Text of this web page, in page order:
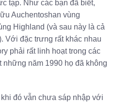
tạp. Như các bạn đã biết,
Auchentoshan vùng
Highland (và sau này là cả
Với đặc trưng rất khác nhau
phải rất linh hoạt trong các
năm 1990 họ đã không
đó vẫn chưa sáp nhập với